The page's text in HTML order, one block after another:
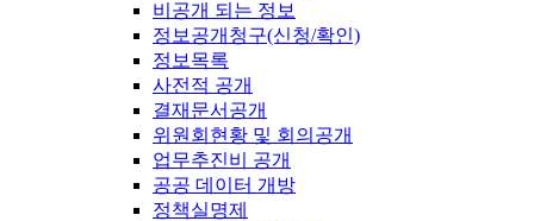
비공개 되는 정보
정보공개청구(신청/확인)
정보목록
사전적 공개
결재문서공개
위원회현황 및 회의공개
업무추진비 공개
공공 데이터 개방
정책실명제